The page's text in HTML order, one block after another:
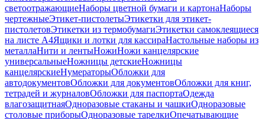
светоотражающиеНаборы цветной бумаги и картонаНаборы
чертежныеЭтикет-пистолетыЭтикетки для этикет-
пистолетовЭтикетки из термобумагиЭтикетки самоклеящиеся
на листе А4Ящики и лотки для кассираНастольные наборы из
металлаНити и лентыНожиНожи канцелярские
универсальныеНожницы детскиеНожницы
канцелярскиеНумераторыОбложки для
автодокументовОбложки для документовОбложки для книг,
тетрадей и журналовОбложки для паспортаОдежда
влагозащитнаяОдноразовые стаканы и чашкиОдноразовые
столовые приборыОдноразовые тарелкиОпечатывающие